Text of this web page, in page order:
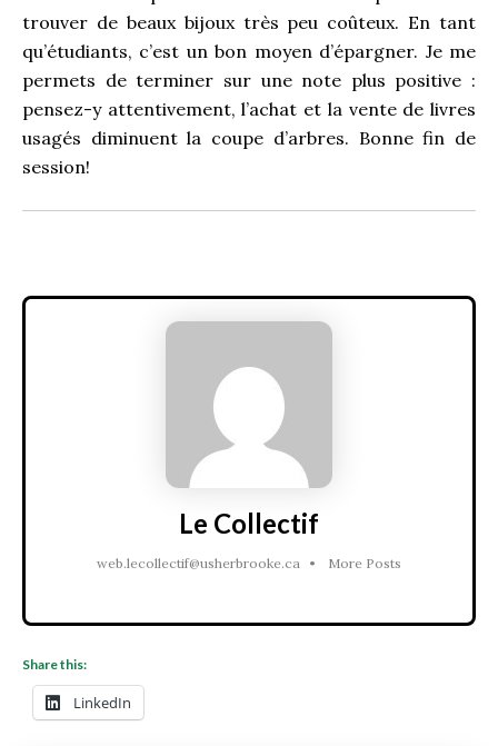
trouver de beaux bijoux très peu coûteux. En tant
qu’étudiants, c’est un bon moyen d’épargner. Je me
permets de terminer sur une note plus positive :
pensez-y attentivement, l’achat et la vente de livres
usagés diminuent la coupe d’arbres. Bonne fin de
session!
Le Collectif
web.lecollectif@usherbrooke.ca • More Posts
Share this:
LinkedIn